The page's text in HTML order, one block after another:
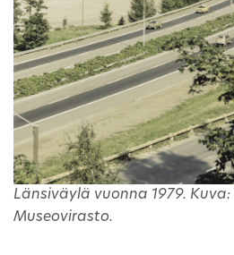
Länsiväylä vuonna 1979.
Museovirasto.